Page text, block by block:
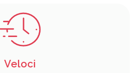
Veloci